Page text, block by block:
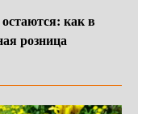
как в
розница